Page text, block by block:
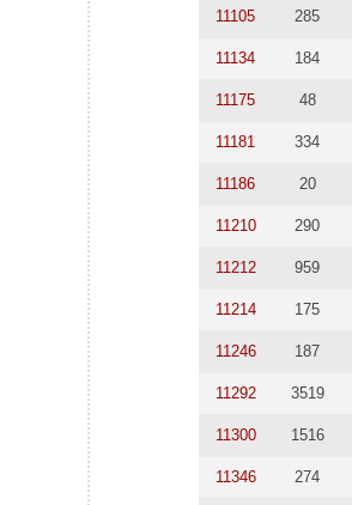
11105 285
11134 184
11175 48
11181 334
11186 20
11210 290
11212 959
11214 175
11246 187
11292 3519
11300 1516
11346 274